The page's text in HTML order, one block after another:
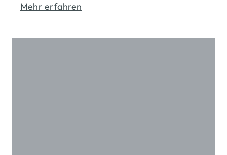
Mehr erfahren